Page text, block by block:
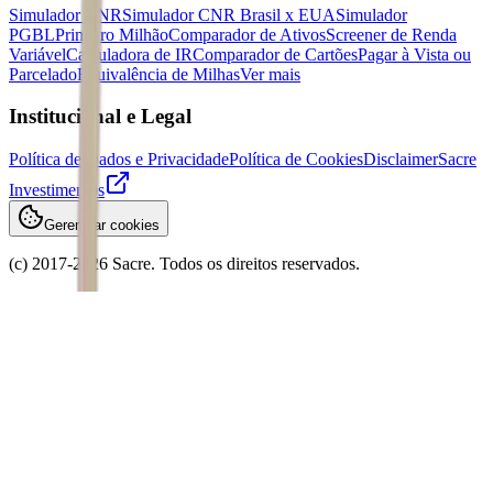
Simulador CNRSimulador CNR Brasil x EUASimulador
PGBLPrimeiro MilhãoComparador de AtivosScreener de Renda
VariávelCalculadora de IRComparador de CartõesPagar à Vista ou
ParceladoEquivalência de MilhasVer mais
Institucional e Legal
Política de Dados e PrivacidadePolítica de CookiesDisclaimerSacre
Investimentos
Gerenciar cookies
(c) 2017-2026 Sacre. Todos os direitos reservados.